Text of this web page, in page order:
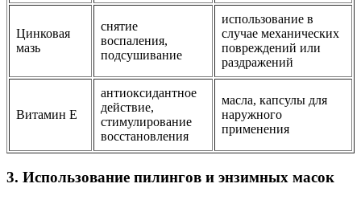
Цинковая
мазь
снятие
воспаления,
подсушивание
использование в
случае механических
повреждений или
раздражений
Витамин Е
антиоксидантное
действие,
стимулирование
восстановления
масла, капсулы для
наружного
применения
3. Использование пилингов и энзимных масок